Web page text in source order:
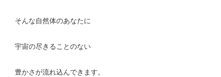
そんな自然体のあなたに
宇宙の尽きることのない
豊かさが流れ込んできます。